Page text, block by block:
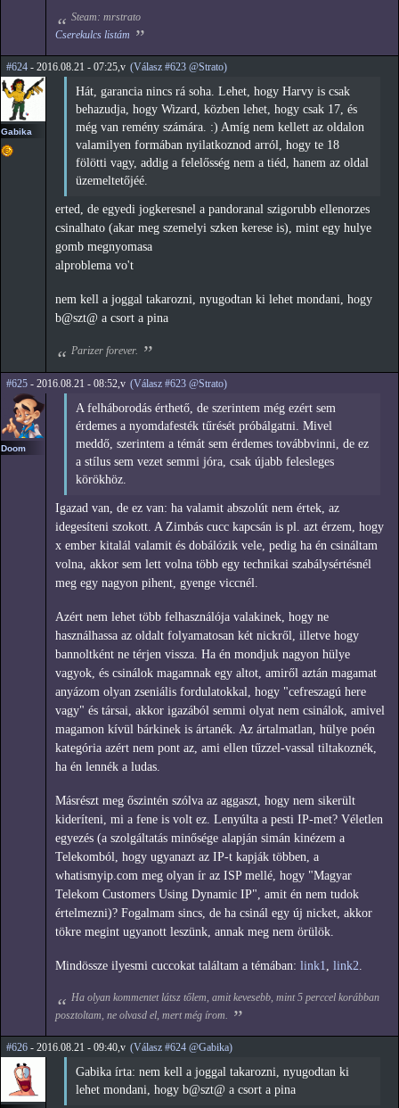
Steam: mrstrato
Cserekulcs listám
#624 - 2016.08.21 - 07:25,v (Válasz #623 @Strato)
Gabika
Hát, garancia nincs rá soha. Lehet, hogy Harvy is csak
behazudja, hogy Wizard, közben lehet, hogy csak 17, és
még van remény számára. :) Amíg nem kellett az oldalon
valamilyen formában nyilatkoznod arról, hogy te 18
fölötti vagy, addig a felelősség nem a tiéd, hanem az oldal
üzemeltetőjéé.
erted, de egyedi jogkeresnel a pandoranal szigorubb ellenorzes
csinalhato (akar meg szemelyi szken kerese is), mint egy hulye
gomb megnyomasa
alproblema vo't
nem kell a joggal takarozni, nyugodtan ki lehet mondani, hogy
b@szt@ a csort a pina
Parizer forever.
#625 - 2016.08.21 - 08:52,v (Válasz #623 @Strato)
Doom
A felháborodás érthető, de szerintem még ezért sem
érdemes a nyomdafesték tűrését próbálgatni. Mivel
meddő, szerintem a témát sem érdemes továbbvinni, de ez
a stílus sem vezet semmi jóra, csak újabb felesleges
körökhöz.
Igazad van, de ez van: ha valamit abszolút nem értek, az
idegesíteni szokott. A Zimbás cucc kapcsán is pl. azt érzem, hogy
x ember kitalál valamit és dobálózik vele, pedig ha én csináltam
volna, akkor sem lett volna több egy technikai szabálysértésnél
meg egy nagyon pihent, gyenge viccnél.
Azért nem lehet több felhasználója valakinek, hogy ne
használhassa az oldalt folyamatosan két nickről, illetve hogy
bannoltként ne térjen vissza. Ha én mondjuk nagyon hülye
vagyok, és csinálok magamnak egy altot, amiről aztán magamat
anyázom olyan zseniális fordulatokkal, hogy "cefreszagú here
vagy" és társai, akkor igazából semmi olyat nem csinálok, amivel
magamon kívül bárkinek is ártanék. Az ártalmatlan, hülye poén
kategória azért nem pont az, ami ellen tűzzel-vassal tiltakoznék,
ha én lennék a ludas.
Másrészt meg őszintén szólva az aggaszt, hogy nem sikerült
kideríteni, mi a fene is volt ez. Lenyúlta a pesti IP-met? Véletlen
egyezés (a szolgáltatás minősége alapján simán kinézem a
Telekomból, hogy ugyanazt az IP-t kapják többen, a
whatismyip.com meg olyan ír az ISP mellé, hogy "Magyar
Telekom Customers Using Dynamic IP", amit én nem tudok
értelmezni)? Fogalmam sincs, de ha csinál egy új nicket, akkor
tökre megint ugyanott leszünk, annak meg nem örülök.
Mindössze ilyesmi cuccokat találtam a témában: link1 link2
Ha olyan kommentet látsz tőlem, amit kevesebb, mint 5 perccel korábban
posztoltam, ne olvasd el, mert még írom.
#626 - 2016.08.21 - 09:40,v (Válasz #624 @Gabika)
Gabika írta: nem kell a joggal takarozni, nyugodtan ki
lehet mondani, hogy b@szt@ a csort a pina